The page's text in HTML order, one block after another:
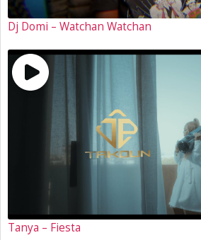
Dj Domi – Watchan Watchan
Tanya – Fiesta